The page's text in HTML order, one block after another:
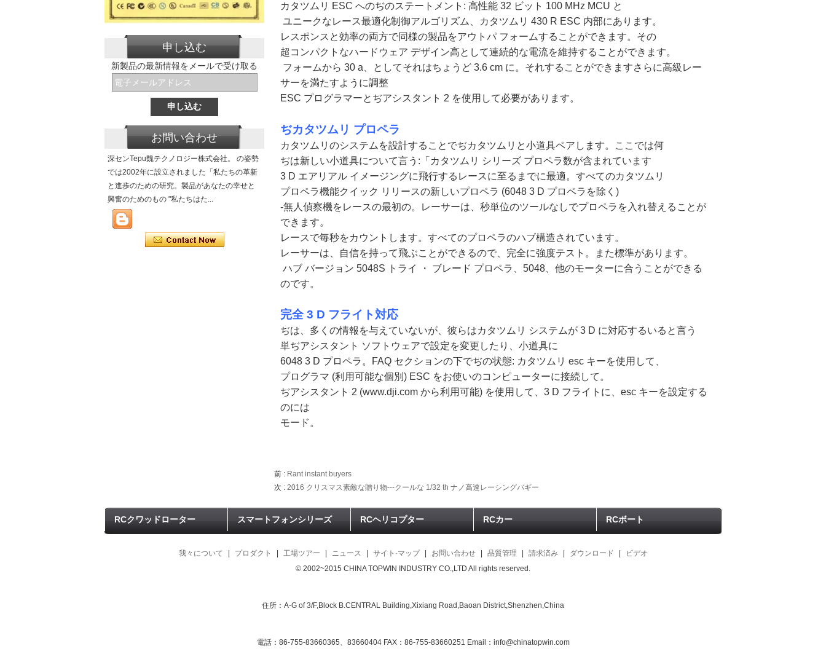
申し込む
新製品の最新情報をメールで受け取る
お問い合わせ
深センTepu魏テクノロジー株式会社。 の姿勢
では2002年に設立されました「私たちの革新
と進歩のための研究。製品があなたの幸せと
興奮のためのもの "私たちはた...
カタツムリ ESC へのぢのステートメント: 高性能 32 ビット 100 MHz MCU と
ユニークなレース最適化制御アルゴリズム、カタツムリ 430 R ESC 内部にあります。
レスポンスと効率の両方で同様の製品をアウトパ フォームすることができます。その
超コンパクトなハードウェア デザイン高として連続的な電流を維持することができます。
フォームから 30 a、としてそれはちょうど 3.6 cm に。それすることができますさらに高級レー
サーを満たすように調整
ESC プログラマーとぢアシスタント 2 を使用して必要があります。
ぢカタツムリ プロペラ
カタツムリのシステムを設計することでぢカタツムリと小道具ペアします。ここでは何
ぢは新しい小道具について言う:「カタツムリ シリーズ プロペラ数が含まれています
3 D エアリアル イメージングに飛行するレースに至るまでに最適。すべてのカタツムリ
プロペラ機能クイック リリースの新しいプロペラ (6048 3 D プロペラを除く)
-無人偵察機をレースの最初の。レーサーは、秒単位のツールなしでプロペラを入れ替えることが
できます。
レースで毎秒をカウントします。すべてのプロペラのハブ構造されています。
レーサーは、自信を持って飛ぶことができるので、完全に強度テスト。また標準があります。
ハブ バージョン 5048S トライ ・ ブレード プロペラ、5048、他のモーターに合うことができる
のです。
完全 3 D フライト対応
ぢは、多くの情報を与えていないが、彼らはカタツムリ システムが 3 D に対応するいると言う
単ぢアシスタント ソフトウェアで設定を変更したり、小道具に
6048 3 D プロペラ。FAQ セクションの下でぢの状態: カタツムリ esc キーを使用して、
プログラマ (利用可能な個別) ESC をお使いのコンピューターに接続して。
ぢアシスタント 2 (www.dji.com から利用可能) を使用して、3 D フライトに、esc キーを設定する
のには
モード。
前 : Rant instant buyers
次 : 2016 クリスマス素敵な贈り物---クールな 1/32 th ナノ高速レーシングバギー
RCクワッドローター スマートフォンシリーズ RCヘリコプター RCカー RCボート
我々について プロダクト 工場ツアー ニュース サイト·マップ お問い合わせ 品質管理 請求済み ダウンロード
ビデオ
© 2002~2015 CHINA TOPWIN INDUSTRY CO.,LTD All rights reserved.
住所：A-G of 3/F,Block B.CENTRAL Building,Xixiang Road,Baoan District,Shenzhen,China
電話：86-755-83660365、83660404 FAX：86-755-83660251 Email：info@chinatopwin.com